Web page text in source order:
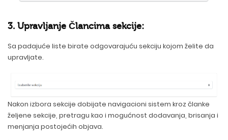
3. Upravljanje Člancima sekcije:
Sa padajuće liste birate odgovarajuću sekciju kojom želite da
upravljate.
Nakon izbora sekcije dobijate navigacioni sistem kroz članke
željene sekcije, pretragu kao i mogućnost dodavanja, brisanja i
menjanja postojećih objava.